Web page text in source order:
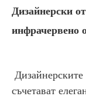
Дизайнерски
инфрачервено
съчетават